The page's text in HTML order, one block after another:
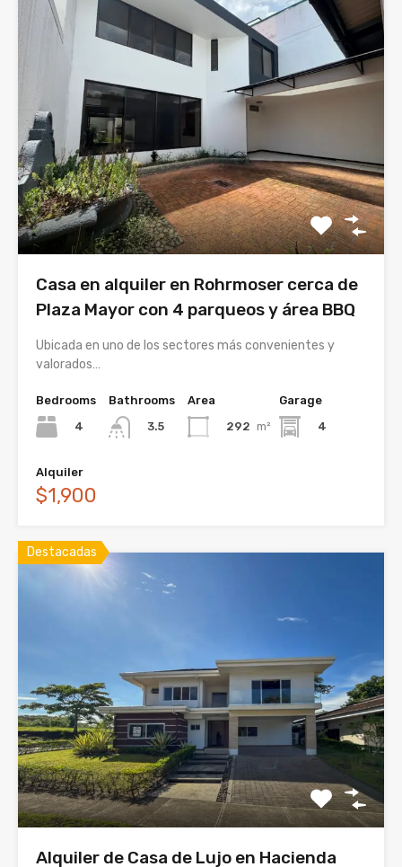
Casa en alquiler en Rohrmoser cerca de
Plaza Mayor con 4 parqueos y área BBQ
Ubicada en uno de los sectores más convenientes y
valorados…
Bedrooms
4
Bathrooms
3.5
Area
292 m²
Garage
4
Alquiler
$1,900
Destacadas
Alquiler de Casa de Lujo en Hacienda